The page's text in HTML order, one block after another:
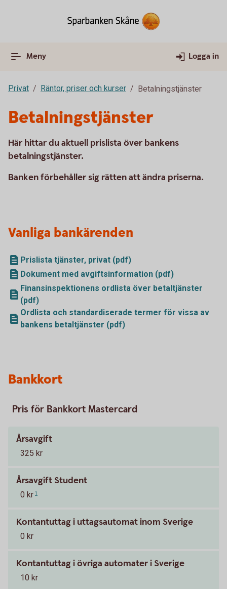
Meny Logga in
Privat Räntor, priser och kurser Betalningstjänster
Betalningstjänster
Här hittar du aktuell prislista över bankens
betalningstjänster.
Banken förbehåller sig rätten att ändra priserna.
Vanliga bankärenden
Prislista tjänster, privat (pdf)
Dokument med avgiftsinformation (pdf)
Finansinspektionens ordlista över betaltjänster
(pdf)
Ordlista och standardiserade termer för vissa av
bankens betaltjänster (pdf)
Bankkort
Pris för Bankkort Mastercard
Årsavgift
325 kr
Årsavgift Student
0 kr 1
Kontantuttag i uttagsautomat inom Sverige
0 kr
Kontantuttag i övriga automater i Sverige
10 kr